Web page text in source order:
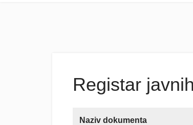
Registar
Naziv dokumenta